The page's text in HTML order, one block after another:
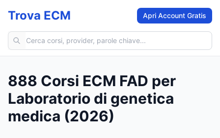
Trova ECM Apri Account Gratis
Cerca corsi ECM
888 Corsi ECM FAD per
Laboratorio di genetica
medica (2026)